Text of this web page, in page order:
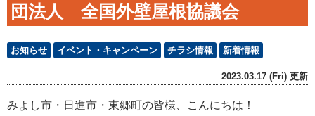
団法人 全国外壁屋根協議会
お知らせ イベント・キャンペーン チラシ情報 新着情報
2023.03.17 (Fri) 更新
みよし市・日進市・東郷町の皆様、こんにちは！